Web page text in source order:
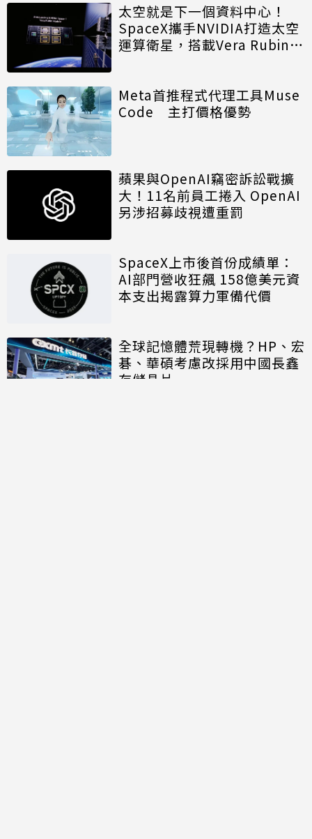
太空就是下一個資料中心！
SpaceX攜手NVIDIA打造太空
運算衛星，搭載Vera Rubin運
Meta首推程式代理工具Muse
Code 主打價格優勢
蘋果與OpenAI竊密訴訟戰擴
大！11名前員工捲入 OpenAI
另涉招募歧視遭重罰
SpaceX上市後首份成績單：
AI部門營收狂飆 158億美元資
本支出揭露算力軍備代價
全球記憶體荒現轉機？HP、宏
碁、華碩考慮改採用中國長鑫
存儲晶片